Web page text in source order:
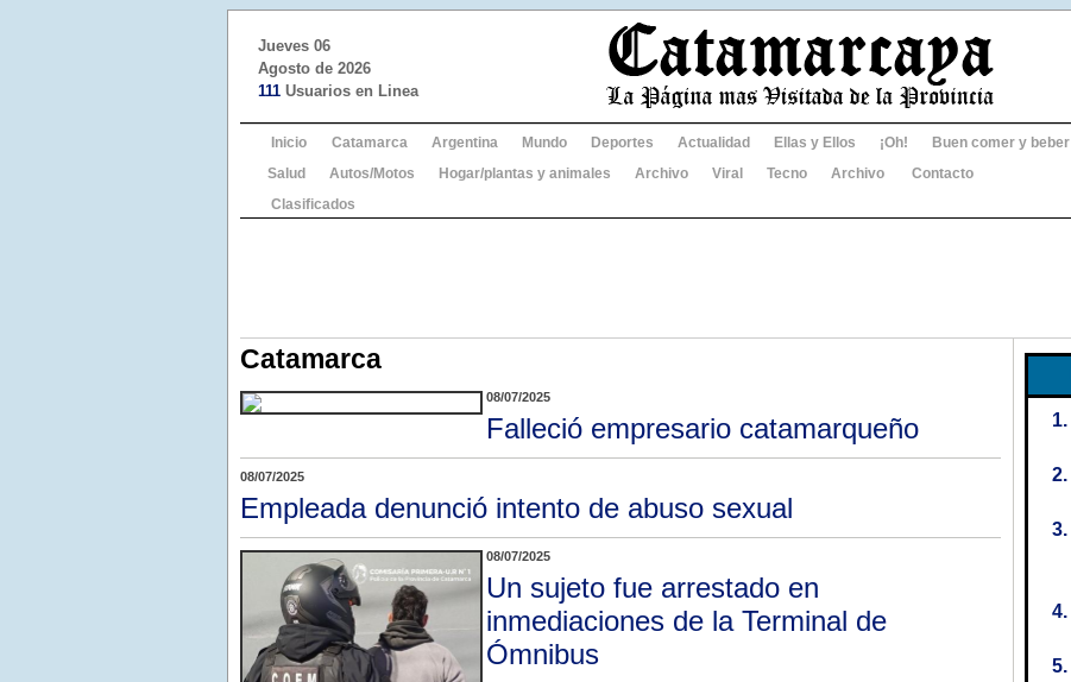
Jueves 06
Agosto de 2026
111 Usuarios en Linea
Inicio Catamarca Argentina Mundo Deportes Actualidad Ellas y Ellos ¡Oh!
Buen comer y beber
Salud
Autos/Motos Hogar/plantas y animales Archivo Viral Tecno Archivo
Contacto
Clasificados
Catamarca
08/07/2025
Falleció empresario catamarqueño
08/07/2025
Empleada denunció intento de abuso sexual
08/07/2025
Un sujeto fue arrestado en
inmediaciones de la Terminal de
Ómnibus